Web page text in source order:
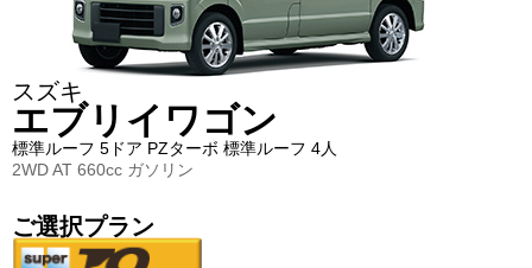
スズキ
エブリイワゴン
標準ルーフ 5ドア PZターボ 標準ルーフ 4人
2WD AT 660cc ガソリン
ご選択プラン